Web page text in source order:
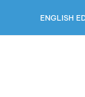
ENGLISH